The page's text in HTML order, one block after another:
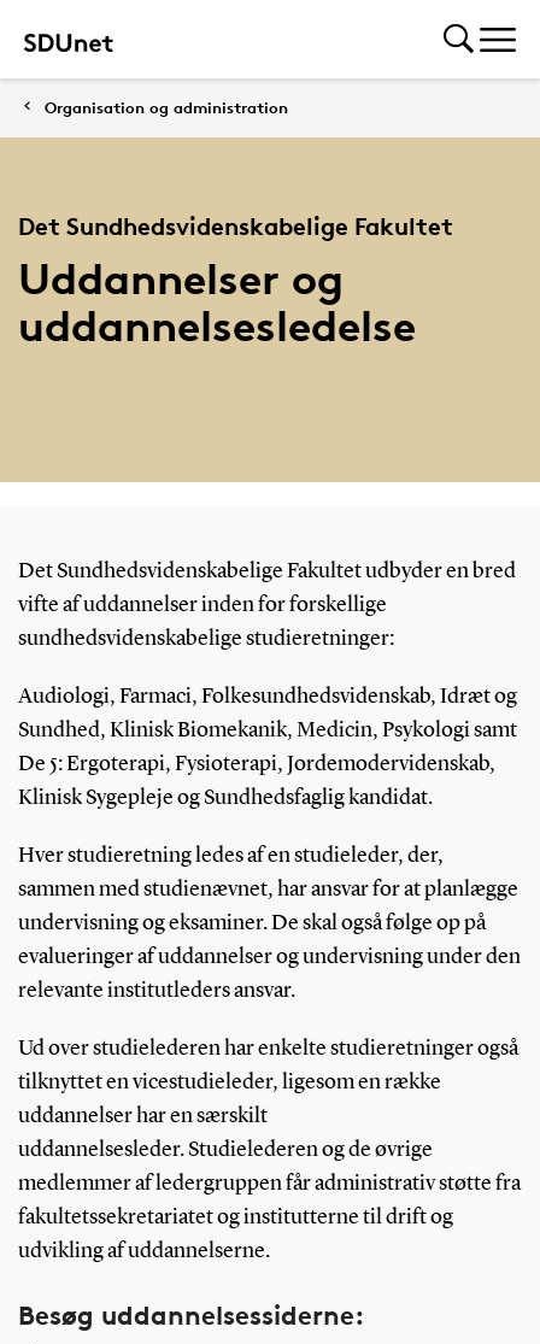
Organisation og administration
Det Sundhedsvidenskabelige Fakultet
Uddannelser og
uddannelsesledelse
Det Sundhedsvidenskabelige Fakultet udbyder en bred
vifte af uddannelser inden for forskellige
sundhedsvidenskabelige studieretninger:
Audiologi, Farmaci, Folkesundhedsvidenskab, Idræt og
Sundhed, Klinisk Biomekanik, Medicin, Psykologi samt
De 5: Ergoterapi, Fysioterapi, Jordemodervidenskab,
Klinisk Sygepleje og Sundhedsfaglig kandidat.
Hver studieretning ledes af en studieleder, der,
sammen med studienævnet, har ansvar for at planlægge
undervisning og eksaminer. De skal også følge op på
evalueringer af uddannelser og undervisning under den
relevante institutleders ansvar.
Ud over studielederen har enkelte studieretninger også
tilknyttet en vicestudieleder, ligesom en række
uddannelser har en særskilt
uddannelsesleder. Studielederen og de øvrige
medlemmer af ledergruppen får administrativ støtte fra
fakultetssekretariatet og institutterne til drift og
udvikling af uddannelserne.
Besøg uddannelsessiderne: